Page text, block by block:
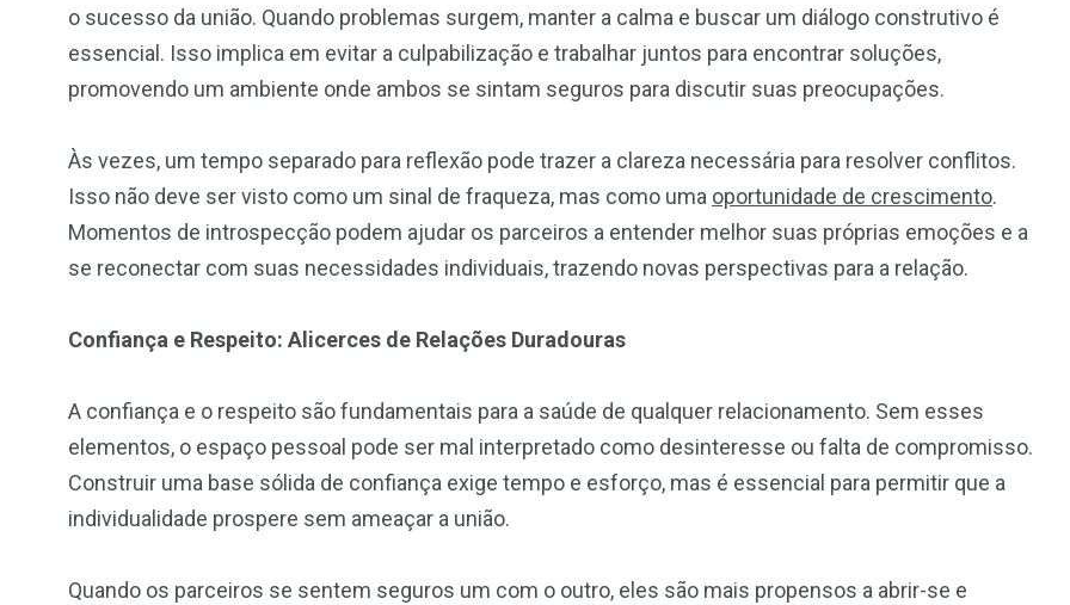
o sucesso da união. Quando problemas surgem, manter a calma e buscar um diálogo construtivo é
essencial. Isso implica em evitar a culpabilização e trabalhar juntos para encontrar soluções,
promovendo um ambiente onde ambos se sintam seguros para discutir suas preocupações.
Às vezes, um tempo separado para reflexão pode trazer a clareza necessária para resolver conflitos.
Isso não deve ser visto como um sinal de fraqueza, mas como uma oportunidade de crescimento.
Momentos de introspecção podem ajudar os parceiros a entender melhor suas próprias emoções e a
se reconectar com suas necessidades individuais, trazendo novas perspectivas para a relação.
Confiança e Respeito: Alicerces de Relações Duradouras
A confiança e o respeito são fundamentais para a saúde de qualquer relacionamento. Sem esses
elementos, o espaço pessoal pode ser mal interpretado como desinteresse ou falta de compromisso.
Construir uma base sólida de confiança exige tempo e esforço, mas é essencial para permitir que a
individualidade prospere sem ameaçar a união.
Quando os parceiros se sentem seguros um com o outro, eles são mais propensos a abrir-se e